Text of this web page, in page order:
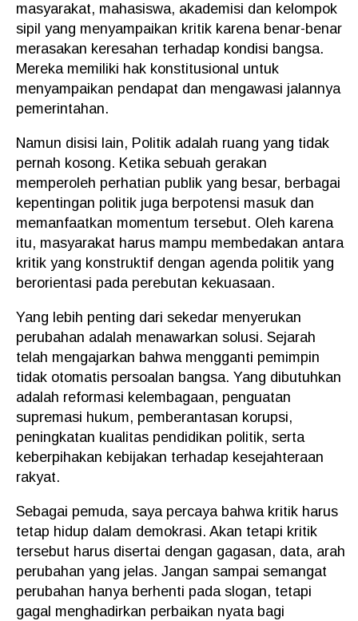
masyarakat, mahasiswa, akademisi dan kelompok
sipil yang menyampaikan kritik karena benar-benar
merasakan keresahan terhadap kondisi bangsa.
Mereka memiliki hak konstitusional untuk
menyampaikan pendapat dan mengawasi jalannya
pemerintahan.
Namun disisi lain, Politik adalah ruang yang tidak
pernah kosong. Ketika sebuah gerakan
memperoleh perhatian publik yang besar, berbagai
kepentingan politik juga berpotensi masuk dan
memanfaatkan momentum tersebut. Oleh karena
itu, masyarakat harus mampu membedakan antara
kritik yang konstruktif dengan agenda politik yang
berorientasi pada perebutan kekuasaan.
Yang lebih penting dari sekedar menyerukan
perubahan adalah menawarkan solusi. Sejarah
telah mengajarkan bahwa mengganti pemimpin
tidak otomatis persoalan bangsa. Yang dibutuhkan
adalah reformasi kelembagaan, penguatan
supremasi hukum, pemberantasan korupsi,
peningkatan kualitas pendidikan politik, serta
keberpihakan kebijakan terhadap kesejahteraan
rakyat.
Sebagai pemuda, saya percaya bahwa kritik harus
tetap hidup dalam demokrasi. Akan tetapi kritik
tersebut harus disertai dengan gagasan, data, arah
perubahan yang jelas. Jangan sampai semangat
perubahan hanya berhenti pada slogan, tetapi
gagal menghadirkan perbaikan nyata bagi